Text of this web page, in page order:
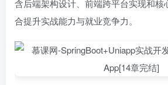
含后端架构设计、前端跨平台实现和核
合提升实战能力与就业竞争力。